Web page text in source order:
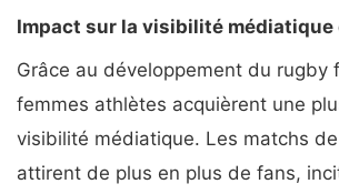
Impact sur la visibilité médiatique
Grâce au développement du rugby
femmes athlètes acquièrent une
visibilité médiatique. Les matchs
attirent de plus en plus de fans,